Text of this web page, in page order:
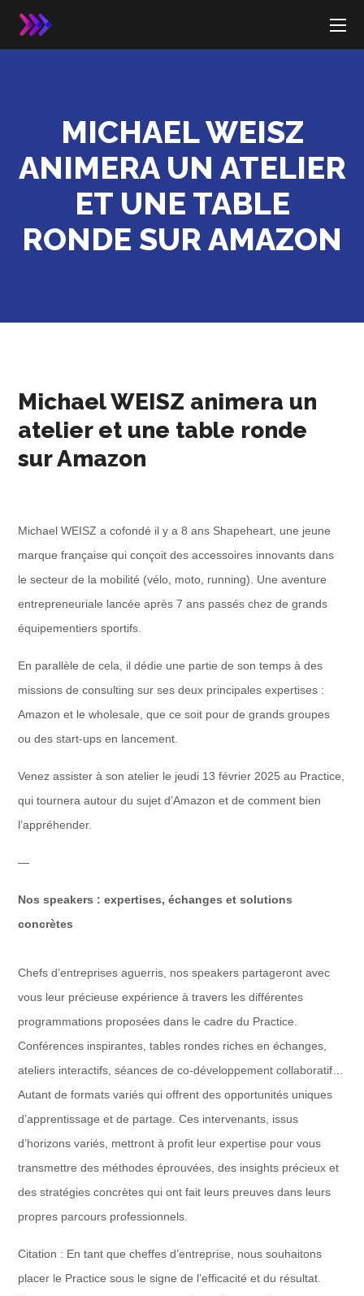
MICHAEL WEISZ
ANIMERA UN ATELIER
ET UNE TABLE
RONDE SUR AMAZON
Michael WEISZ animera un
atelier et une table ronde
sur Amazon
Michael WEISZ a cofondé il y a 8 ans Shapeheart, une jeune
marque française qui conçoit des accessoires innovants dans
le secteur de la mobilité (vélo, moto, running). Une aventure
entrepreneuriale lancée après 7 ans passés chez de grands
équipementiers sportifs.
En parallèle de cela, il dédie une partie de son temps à des
missions de consulting sur ses deux principales expertises :
Amazon et le wholesale, que ce soit pour de grands groupes
ou des start-ups en lancement.
Venez assister à son atelier le jeudi 13 février 2025 au Practice,
qui tournera autour du sujet d’Amazon et de comment bien
l’appréhender.
—
Nos speakers : expertises, échanges et solutions
concrètes
Chefs d’entreprises aguerris, nos speakers partageront avec
vous leur précieuse expérience à travers les différentes
programmations proposées dans le cadre du Practice.
Conférences inspirantes, tables rondes riches en échanges,
ateliers interactifs, séances de co-développement collaboratif…
Autant de formats variés qui offrent des opportunités uniques
d’apprentissage et de partage. Ces intervenants, issus
d’horizons variés, mettront à profit leur expertise pour vous
transmettre des méthodes éprouvées, des insights précieux et
des stratégies concrètes qui ont fait leurs preuves dans leurs
propres parcours professionnels.
Citation : En tant que cheffes d’entreprise, nous souhaitons
placer le Practice sous le signe de l’efficacité et du résultat.